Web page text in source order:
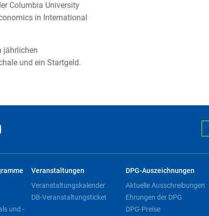
Columbia University
in International
jährlichen
und ein Startgeld.
und -
Veranstaltungen
Veranstaltungskalender
DB-Veranstaltungsticket
DPG-Auszeichnungen
Aktuelle Ausschreibungen
Ehrungen der DPG
DPG-Preise